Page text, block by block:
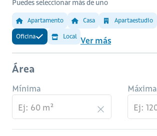
Puedes seleccionar más de uno
Apartamento Casa Apartaestudio
Oficina Local Ver más
Área
Mínima Máxima